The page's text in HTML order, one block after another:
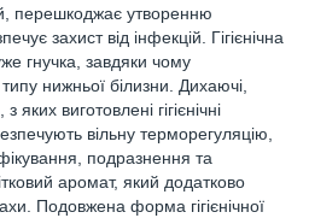
перешкоджає утворенню
захист від інфекцій. Гігієнічна
гнучка, завдяки чому
нижньої білизни. Дихаючі,
яких виготовлені гігієнічні
вільну терморегуляцію,
подразнення та
аромат, який додатково
Подовжена форма гігієнічної